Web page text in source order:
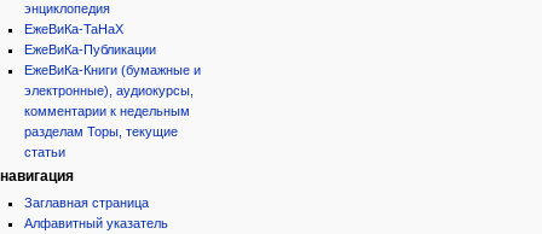
энциклопедия
ЕжеВиКа-ТаНаХ
ЕжеВиКа-Публикации
ЕжеВиКа-Книги (бумажные и
электронные), аудиокурсы,
комментарии к недельным
разделам Торы, текущие
статьи
навигация
Заглавная страница
Алфавитный указатель